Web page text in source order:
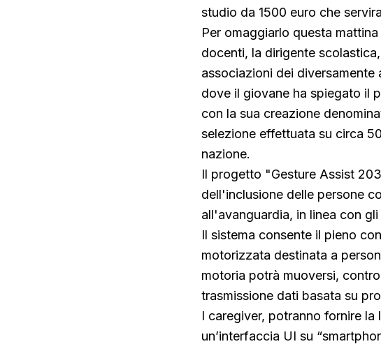
studio da 1500 euro che
Per omaggiarlo questa
docenti, la dirigente
associazioni dei
dove il giovane ha spiegato il
con la sua creazione
selezione effettuata su circa
nazione.
Il progetto "Gesture Assist
dell'inclusione delle persone
all'avanguardia, in linea con
Il sistema consente il pieno
motorizzata destinata a
motoria potrà muoversi,
trasmissione dati basata su
I caregiver, potranno fornire la
un’interfaccia UI su